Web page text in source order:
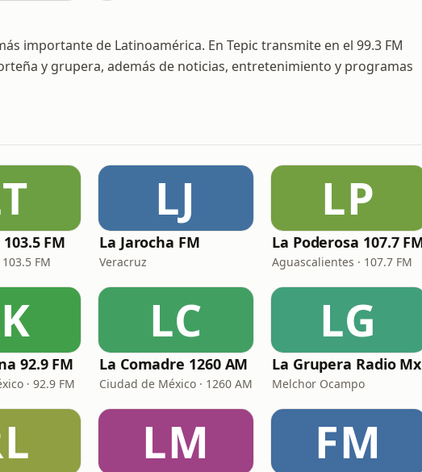
importante de Latinoamérica. En Tepic transmite en el 99.3 FM
y grupera, además de noticias, entretenimiento y programas
FM
FM
LJ
La Jarocha FM
Veracruz
LP
La Poderosa 107.7
Aguascalientes · 107.7 FM
92.9 FM
· 92.9 FM
LC
La Comadre 1260 AM
Ciudad de México · 1260 AM
LG
La Grupera Radio Mx
Melchor Ocampo
LM FM